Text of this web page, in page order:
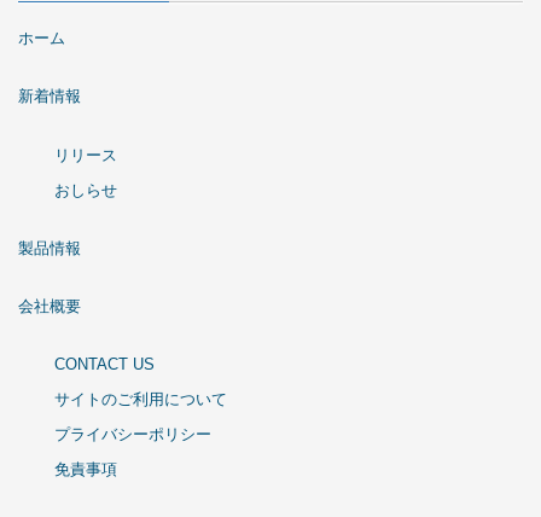
ホーム
新着情報
リリース
おしらせ
製品情報
会社概要
CONTACT US
サイトのご利用について
プライバシーポリシー
免責事項